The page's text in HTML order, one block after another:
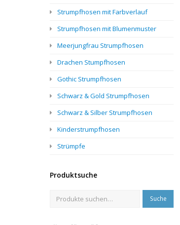
Strumpfhosen mit Farbverlauf
Strumpfhosen mit Blumenmuster
Meerjungfrau Strumpfhosen
Drachen Stumpfhosen
Gothic Strumpfhosen
Schwarz & Gold Strumpfhosen
Schwarz & Silber Strumpfhosen
Kinderstrumpfhosen
Strümpfe
Produktsuche
Suche